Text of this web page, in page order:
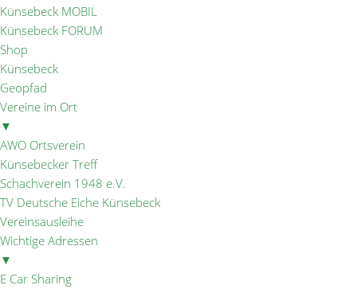
Künsebeck MOBIL
Künsebeck FORUM
Shop
Künsebeck
Geopfad
Vereine im Ort
▼
AWO Ortsverein
Künsebecker Treff
Schachverein 1948 e.V.
TV Deutsche Eiche Künsebeck
Vereinsausleihe
Wichtige Adressen
▼
E Car Sharing